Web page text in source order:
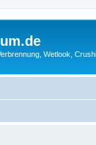
Wetlook,